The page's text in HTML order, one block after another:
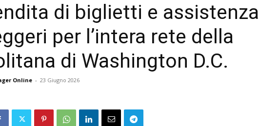
di biglietti e assistenza
per l’intera rete della
di Washington D.C.
Online - 23 Giugno 2026